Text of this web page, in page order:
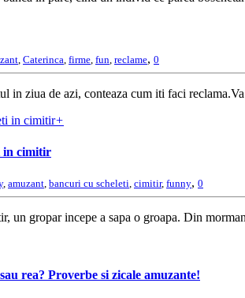
, Caterinca, firme, fun, reclame, 0
in ziua de azi, conteaza cum iti faci
+
in cimitir
, amuzant, bancuri cu scheleti, cimitir, funny, 0
un gropar incepe a sapa o groapa. Din
rea? Proverbe si zicale amuzante!